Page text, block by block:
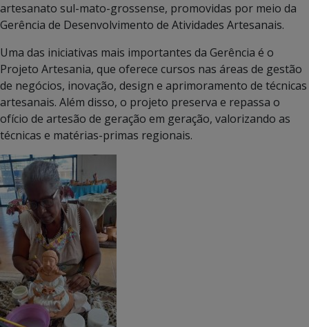
artesanato sul-mato-grossense, promovidas por meio da
Gerência de Desenvolvimento de Atividades Artesanais.
Uma das iniciativas mais importantes da Gerência é o
Projeto Artesania, que oferece cursos nas áreas de gestão
de negócios, inovação, design e aprimoramento de técnicas
artesanais. Além disso, o projeto preserva e repassa o
ofício de artesão de geração em geração, valorizando as
técnicas e matérias-primas regionais.